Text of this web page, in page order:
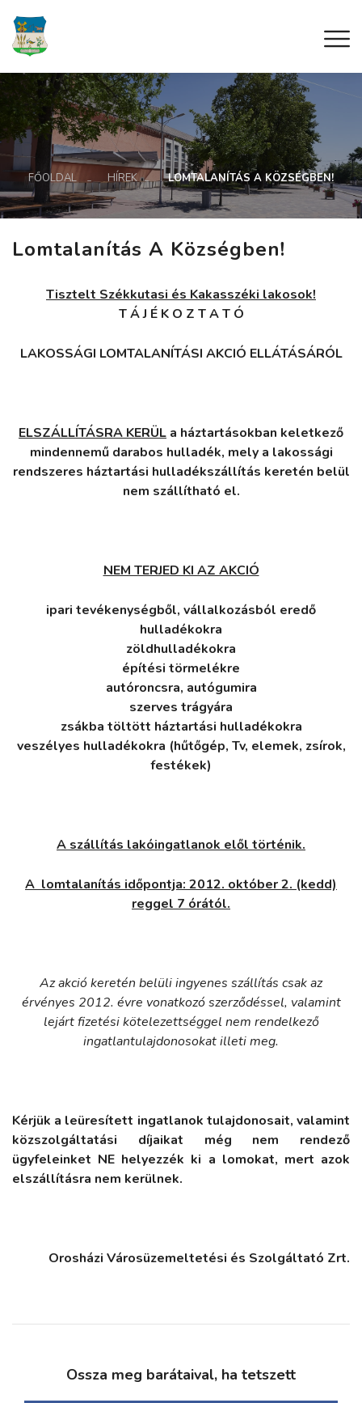
FŐOLDAL HÍREK LOMTALANÍTÁS A KÖZSÉGBEN!
Lomtalanítás A Községben!
Tisztelt Székkutasi és Kakasszéki lakosok!
T Á J É K O Z T A T Ó
LAKOSSÁGI LOMTALANÍTÁSI AKCIÓ ELLÁTÁSÁRÓL
ELSZÁLLÍTÁSRA KERÜL a háztartásokban keletkező
mindennemű darabos hulladék, mely a lakossági
rendszeres háztartási hulladékszállítás keretén belül
nem szállítható el.
NEM TERJED KI AZ AKCIÓ
ipari tevékenységből, vállalkozásból eredő
hulladékokra
zöldhulladékokra
építési törmelékre
autóroncsra, autógumira
szerves trágyára
zsákba töltött háztartási hulladékokra
veszélyes hulladékokra (hűtőgép, Tv, elemek, zsírok,
festékek)
A szállítás lakóingatlanok elől történik.
A lomtalanítás időpontja: 2012. október 2. (kedd)
reggel 7 órától.
Az akció keretén belüli ingyenes szállítás csak az
érvényes 2012. évre vonatkozó szerződéssel, valamint
lejárt fizetési kötelezettséggel nem rendelkező
ingatlantulajdonosokat illeti meg.
Kérjük a leüresített ingatlanok tulajdonosait, valamint
közszolgáltatási díjaikat még nem rendező
ügyfeleinket NE helyezzék ki a lomokat, mert azok
elszállításra nem kerülnek.
Orosházi Városüzemeltetési és Szolgáltató Zrt.
Ossza meg barátaival, ha tetszett